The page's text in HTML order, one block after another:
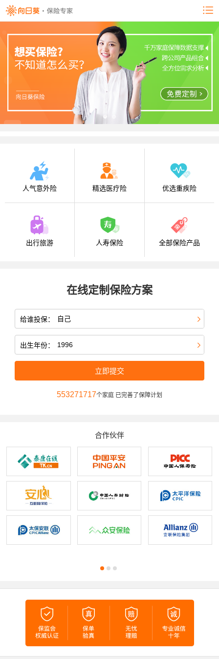
人气意外险 精选医疗险 优选重疾险
出行旅游 人寿保险 全部保险产品
在线定制保险方案
给谁投保：
出生年份：
立即提交
553271717个家庭 已完善了保障计划
合作伙伴